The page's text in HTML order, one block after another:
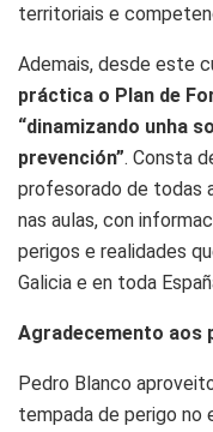
territoriais e
Ademais, desde este
práctica o Plan de
“dinamizando unha
prevención”. Consta
profesorado de todas
nas aulas, con
perigos e realidades
Galicia e en toda
Agradecemento aos
Pedro Blanco
tempada de perigo no